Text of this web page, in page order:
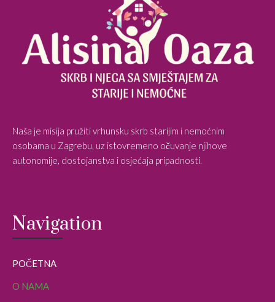
Naša je misija pružiti vrhunsku skrb starijim i nemoćnim
osobama u Zagrebu, uz istovremeno očuvanje njihove
autonomije, dostojanstva i osjećaja pripadnosti.
Navigation
POČETNA
O NAMA